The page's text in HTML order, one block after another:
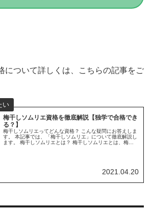
について詳しくは、こちらの記事をご
梅干しソムリエ資格を徹底解説【独学で合格でき
る？】
梅干しソムリエってどんな資格？ こんな疑問にお答えしま
す。 本記事では、「梅干しソムリエ」について徹底解説し
ます。 梅干しソムリエとは？ 梅干しソムリエとは、梅干
2021.04.20